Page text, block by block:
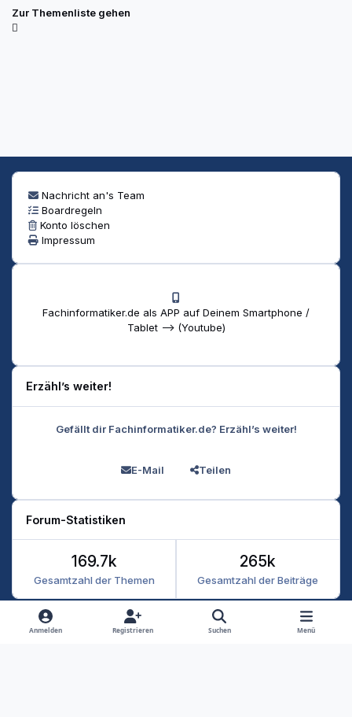
Zur Themenliste gehen
Nachricht an's Team
Boardregeln
Konto löschen
Impressum
Fachinformatiker.de als APP auf Deinem Smartphone /
Tablet --> (Youtube)
Erzähl’s weiter!
Gefällt dir Fachinformatiker.de? Erzähl’s weiter!
E-Mail Teilen
Forum-Statistiken
Gesamtzahl der Themen
169.7k
Gesamtzahl der Beiträge
265k
Heller Modus
Dunkler Modus
Systemeinstellung
Anmelden Registrieren Suchen Menü